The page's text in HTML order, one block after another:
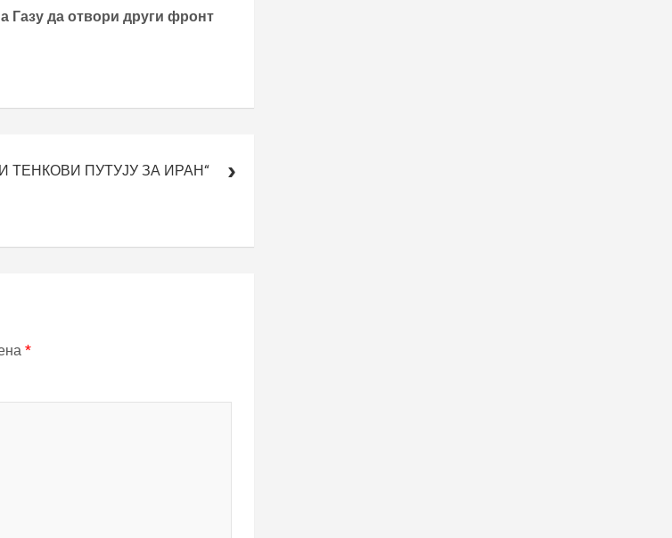
Газу да отвори други фронт
ТЕНКОВИ ПУТУЈУ ЗА ИРАН“
*